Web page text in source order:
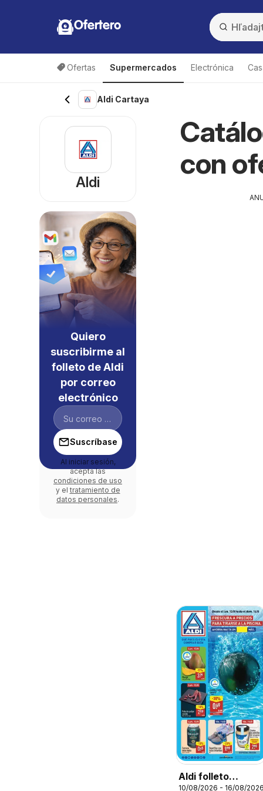
Ofertero
Ofertas Supermercados Electrónica
Aldi Cartaya
con
Aldi folleto
10/08/2026 - 16/08/
Aldi
Quiero
suscribirme al
folleto de Aldi
por correo
electrónico
Suscríbase
Al iniciar sesión,
acepta las
condiciones de uso
y el tratamiento de
datos personales.